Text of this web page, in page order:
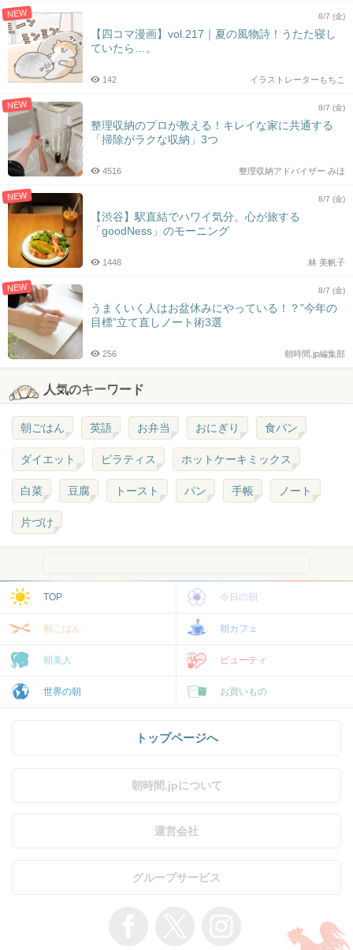
NEW 8/7 (金)
【四コマ漫画】vol.217｜夏の風物詩！うたた寝し
ていたら…。
イラストレーターもちこ
142
NEW 8/7 (金)
整理収納のプロが教える！キレイな家に共通する
「掃除がラクな収納」3つ
整理収納アドバイザー みほ
4516
NEW 8/7 (金)
【渋谷】駅直結でハワイ気分。心が旅する
「goodNess」のモーニング
林 美帆子
1448
NEW 8/7 (金)
うまくいく人はお盆休みにやっている！？”今年の
目標”立て直しノート術3選
朝時間.jp編集部
256
人気のキーワード
朝ごはん 英語 お弁当 おにぎり 食パン
ダイエット ピラティス ホットケーキミックス
白菜 豆腐 トースト パン 手帳 ノート
片づけ
TOP 今日の朝
朝ごはん 朝カフェ
朝美人 ビューティ
世界の朝 お買いもの
トップページへ
朝時間.jpについて
運営会社
グループサービス